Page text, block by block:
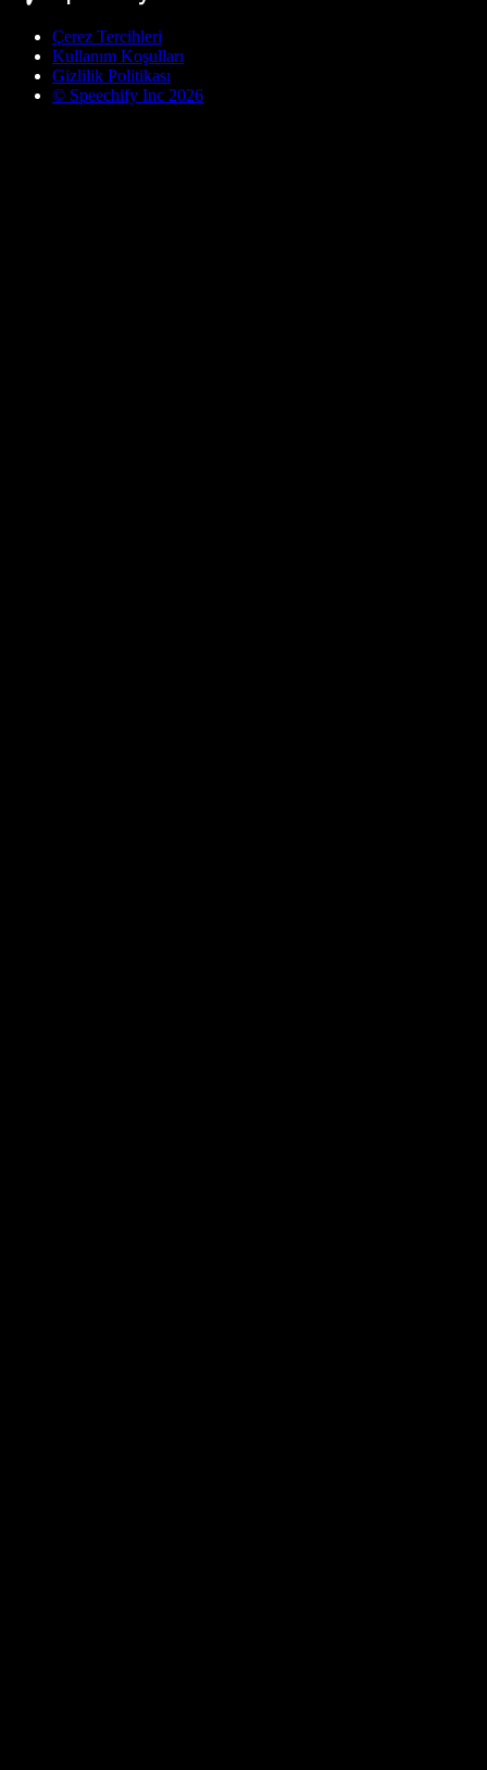
Çerez Tercihleri
Kullanım Koşulları
Gizlilik Politikası
© Speechify Inc 2026